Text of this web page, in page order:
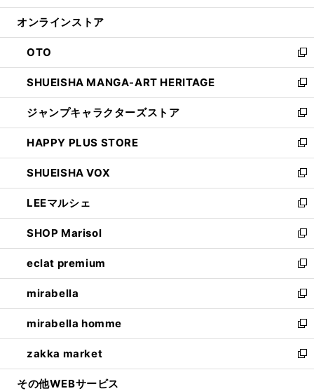
開
ン
ウ
で
開
く
ウ
ン
ド
ウ
で
開
く
オンラインストア
OTO
新
し
い
ウ
ィ
ン
ド
ウ
で
開
く
SHUEISHA MANGA-ART HERITAGE
新
し
い
ウ
ィ
ン
ド
ウ
で
開
く
ジャンプキャラクターズストア
新
し
い
ウ
ィ
ン
ド
ウ
で
開
く
HAPPY PLUS STORE
新
し
い
ウ
ィ
ン
ド
ウ
で
開
く
SHUEISHA VOX
新
し
い
ウ
ィ
ン
ド
ウ
で
開
く
LEEマルシェ
新
し
い
ウ
ィ
ン
ド
ウ
で
開
く
SHOP Marisol
新
し
い
ウ
ィ
ン
ド
ウ
で
開
eclat premium
新
し
い
ウ
ィ
ン
ド
ウ
mirabella
新
し
い
ウ
ィ
ン
mirabella homme
新
し
い
ウ
zakka market
新
し
その他WEBサービス